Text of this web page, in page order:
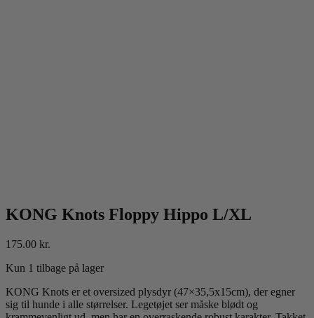
KONG Knots Floppy Hippo L/XL
175.00 kr.
Kun 1 tilbage på lager
KONG Knots er et oversized plysdyr (47×35,5x15cm), der egner
sig til hunde i alle størrelser. Legetøjet ser måske blødt og